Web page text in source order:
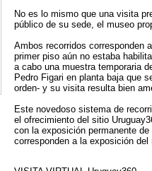
No es lo mismo que una visita
público de su sede, el museo
Ambos recorridos corresponden
primer piso aún no estaba
a cabo una muestra temporaria
Pedro Figari en planta baja que
orden- y su visita resulta bien
Este novedoso sistema de
el ofrecimiento del sitio
con la exposición permanente
corresponden a la exposición